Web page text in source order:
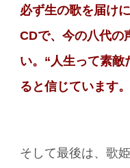
必ず生の歌を届け
CDで、今の八代の
い。“人生って素敵
ると信じています。
そして最後は、歌